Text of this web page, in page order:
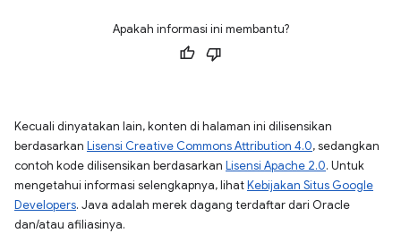
Apakah informasi ini membantu?
Kecuali dinyatakan lain, konten di halaman ini dilisensikan
berdasarkan Lisensi Creative Commons Attribution 4.0, sedangkan
contoh kode dilisensikan berdasarkan Lisensi Apache 2.0. Untuk
mengetahui informasi selengkapnya, lihatKebijakan Situs Google
Developers. Java adalah merek dagang terdaftar dari Oracle
dan/atau afiliasinya.